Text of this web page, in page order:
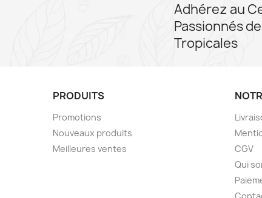
Adhérez au
Passionnés
Tropicales
PRODUITS
Promotions
Nouveaux produits
Meilleures ventes
CGV
Qui